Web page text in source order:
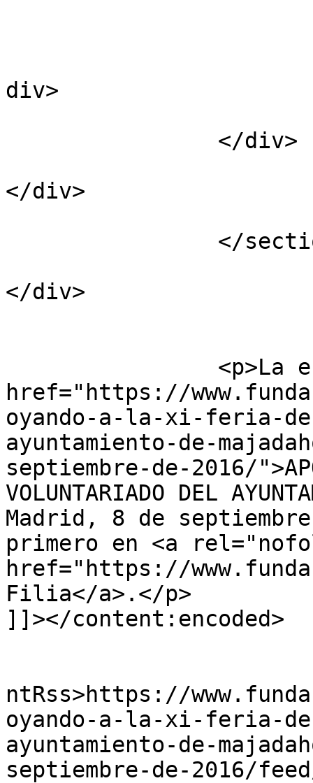
div>
</div>
</div>
href="https://
oyando-a-la-xi-feria-
ayuntamiento-de-
septiembre-de-2016/
VOLUNTARIADO DEL
Madrid, 8 de
primero en <a
href="https://
Filia</a>.</p>
]]></content:encoded>
ntRss>https://
oyando-a-la-xi-feria-
ayuntamiento-de-
septiembre-de-2016/